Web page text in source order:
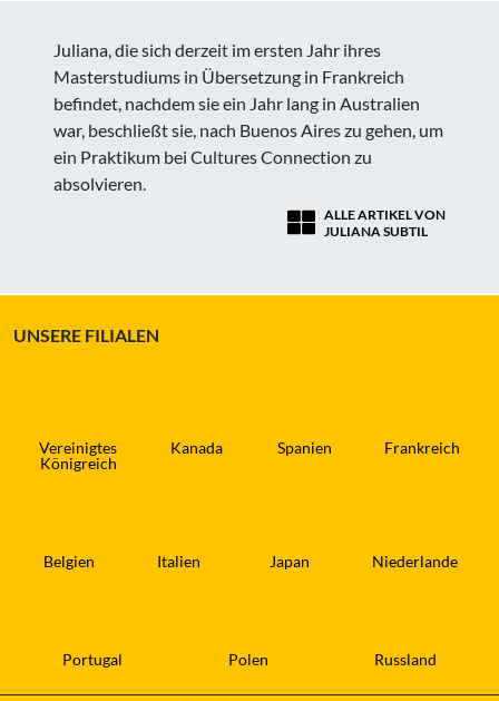
Juliana, die sich derzeit im ersten Jahr ihres
Masterstudiums in Übersetzung in Frankreich
befindet, nachdem sie ein Jahr lang in Australien
war, beschließt sie, nach Buenos Aires zu gehen, um
ein Praktikum bei Cultures Connection zu
absolvieren.
ALLE ARTIKEL VON
JULIANA SUBTIL
UNSERE FILIALEN
Vereinigtes
Königreich
Kanada Spanien Frankreich
Belgien Italien Japan Niederlande
Portugal Polen Russland